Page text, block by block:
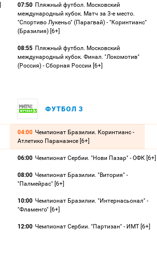
07:50 Пляжный футбол. Московский
международный кубок. Матч за 3-е место.
"Спортиво Лукеньо" (Парагвай) - "Коринтианс"
(Бразилия) [6+]
08:55 Пляжный футбол. Московский
международный кубок. Финал. "Локомотив"
(Россия) - Сборная России [6+]
ФУТБОЛ 3
04:00 Чемпионат Бразилии. Коринтианс -
Атлетико Паранаэнсе [6+]
06:00 Чемпионат Сербии. "Нови Пазар" - ОФК [6+]
08:00 Чемпионат Бразилии. "Витория" -
"Палмейрас" [6+]
10:00 Чемпионат Бразилии. "Интернасьонал" -
"Фламенго" [6+]
12:00 Чемпионат Сербии. "Партизан" - ИМТ [6+]